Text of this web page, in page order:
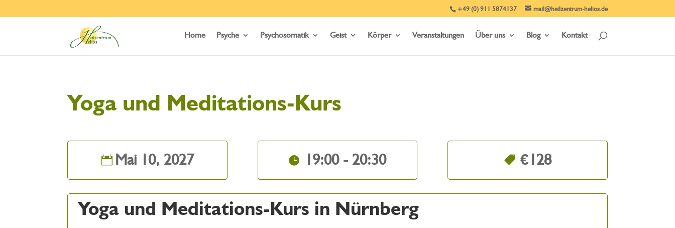
+49 (0) 911 5874137 mail@heilzentrum-helios.de
Home Psyche Psychosomatik Geist Körper Veranstaltungen Über uns Blog Kontakt
Yoga und Meditations-Kurs
Mai 10, 2027 19:00 - 20:30 €128
Yoga und Meditations-Kurs in Nürnberg